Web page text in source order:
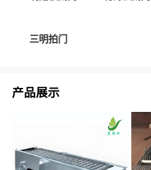
三明拍门
产品展示